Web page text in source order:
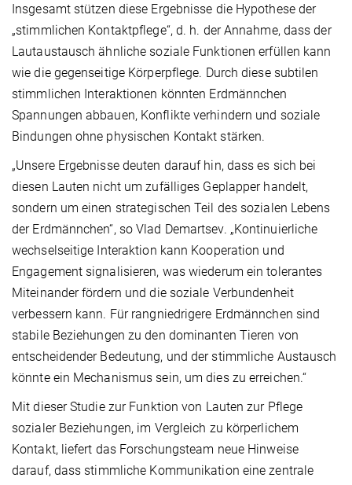
Insgesamt stützen diese Ergebnisse die Hypothese der
„stimmlichen Kontaktpflege“, d. h. der Annahme, dass der
Lautaustausch ähnliche soziale Funktionen erfüllen kann
wie die gegenseitige Körperpflege. Durch diese subtilen
stimmlichen Interaktionen könnten Erdmännchen
Spannungen abbauen, Konflikte verhindern und soziale
Bindungen ohne physischen Kontakt stärken.
„Unsere Ergebnisse deuten darauf hin, dass es sich bei
diesen Lauten nicht um zufälliges Geplapper handelt,
sondern um einen strategischen Teil des sozialen Lebens
der Erdmännchen“, so Vlad Demartsev. „Kontinuierliche
wechselseitige Interaktion kann Kooperation und
Engagement signalisieren, was wiederum ein tolerantes
Miteinander fördern und die soziale Verbundenheit
verbessern kann. Für rangniedrigere Erdmännchen sind
stabile Beziehungen zu den dominanten Tieren von
entscheidender Bedeutung, und der stimmliche Austausch
könnte ein Mechanismus sein, um dies zu erreichen.“
Mit dieser Studie zur Funktion von Lauten zur Pflege
sozialer Beziehungen, im Vergleich zu körperlichem
Kontakt, liefert das Forschungsteam neue Hinweise
darauf, dass stimmliche Kommunikation eine zentrale